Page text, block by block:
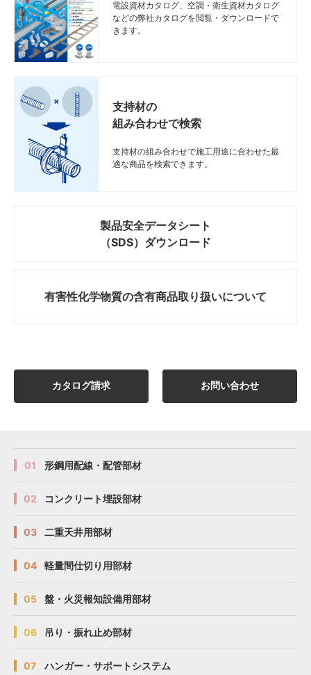
電設資材カタログ、空調・衛生資材カタログ
などの弊社カタログを閲覧・ダウンロードで
きます。
支持材の
組み合わせで検索
支持材の組み合わせで施工用途に合わせた最
適な商品を検索できます。
製品安全データシート
（SDS）ダウンロード
有害性化学物質の含有商品取り扱いについて
カタログ請求 お問い合わせ
01 形鋼用配線・配管部材
02 コンクリート埋設部材
03 二重天井用部材
04 軽量間仕切り用部材
05 盤・火災報知設備用部材
06 吊り・振れ止め部材
07 ハンガー・サポートシステム